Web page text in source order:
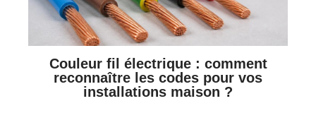
Couleur fil électrique : comment
reconnaître les codes pour vos
installations maison ?